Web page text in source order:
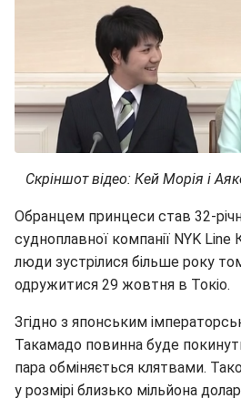
Скріншот відео: Кей Морія і
Обранцем принцеси став 32-
судноплавної компанії NYK Line
люди зустрілися більше року
одружитися 29 жовтня в Токіо.
Згідно з японським
Такамадо повинна буде
пара обміняється клятвами.
у розмірі близько мільйона